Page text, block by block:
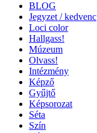
BLOG
Jegyzet / kedvenc
Loci color
Hallgass!
Múzeum
Olvass!
Intézmény
Képző
Gyűjtő
Képsorozat
Séta
Szín